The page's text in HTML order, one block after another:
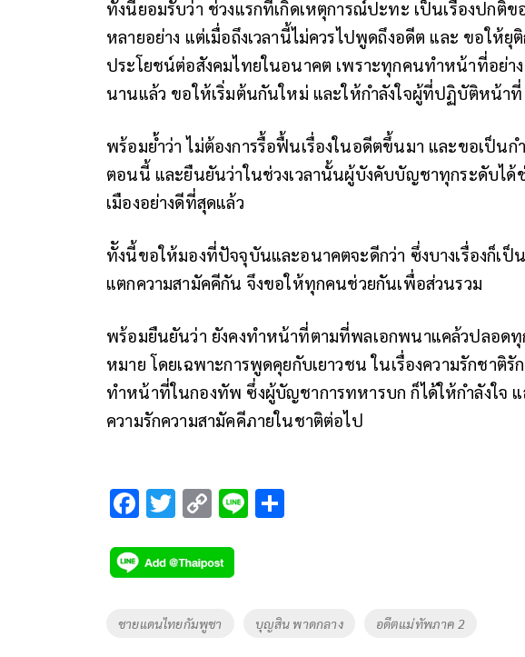
ทั้งนี้ยอมรับว่า ช่วงแรกที่เกิดเหตุการณ์ปะทะ เป็นเรื่องปกติ
หลายอย่าง แต่เมื่อถึงเวลานี้ไม่ควรไปพูดถึงอดีต และ ขอให้ยุ
ประโยชน์ต่อสังคมไทยในอนาคต เพราะทุกคนทำหน้าที่อย่า
นานแล้ว ขอให้เริ่มต้นกันใหม่ และให้กำลังใจผู้ที่ปฏิบัติหน้าที่
พร้อมย้ำว่า ไม่ต้องการรื้อฟื้นเรื่องในอดีตขึ้นมา และขอเป็น
ตอนนี้ และยืนยันว่าในช่วงเวลานั้นผู้บังคับบัญชาทุกระดับได้
เมืองอย่างดีที่สุดแล้ว
ทัังนี้ขอให้มองที่ปัจจุบันและอนาคตจะดีกว่า ซึ่งบางเรื่องก็เป็
แตกความสามัคคีกัน จึงขอให้ทุกคนช่วยกันเพื่อส่วนรวม
พร้อมยืนยันว่า ยังคงทำหน้าที่ตามที่พลเอกพนาแคล้วปลอด
หมาย โดยเฉพาะการพูดคุยกับเยาวชน ในเรื่องความรักชาติ
ทำหน้าที่ในกองทัพ ซึ่งผู้บัญชาการทหารบก ก็ได้ให้กำลังใจ แ
ความรักความสามัคคีภายในชาติต่อไป
F
e
b
o
T
tt
er
C
p
y
Li
Li
Tags
ชายแดนไทยกัมพูชา บุญสิน พาดกลาง อดีตแม่ทัพภาค 2